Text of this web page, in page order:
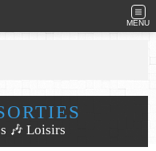
MENU
🎶 Loisirs